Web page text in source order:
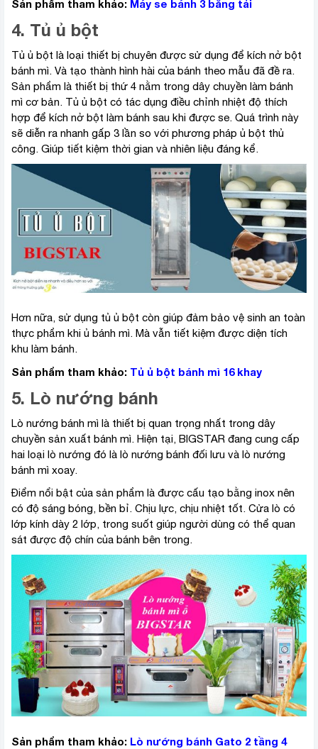
Sản phẩm tham khảo: Máy se bánh 3 băng tải
4. Tủ ủ bột
Tủ ủ bột là loại thiết bị chuyên được sử dụng để kích nở bột
bánh mì. Và tạo thành hình hài của bánh theo mẫu đã đề ra.
Sản phẩm là thiết bị thứ 4 nằm trong dây chuyền làm bánh
mì cơ bản. Tủ ủ bột có tác dụng điều chỉnh nhiệt độ thích
hợp để kích nở bột làm bánh sau khi được se. Quá trình này
sẽ diễn ra nhanh gấp 3 lần so với phương pháp ủ bột thủ
công. Giúp tiết kiệm thời gian và nhiên liệu đáng kể.
Hơn nữa, sử dụng tủ ủ bột còn giúp đảm bảo vệ sinh an toàn
thực phẩm khi ủ bánh mì. Mà vẫn tiết kiệm được diện tích
khu làm bánh.
Sản phẩm tham khảo: Tủ ủ bột bánh mì 16 khay
5. Lò nướng bánh
Lò nướng bánh mì là thiết bị quan trọng nhất trong dây
chuyền sản xuất bánh mì. Hiện tại, BIGSTAR đang cung cấp
hai loại lò nướng đó là lò nướng bánh đối lưu và lò nướng
bánh mì xoay.
Điểm nổi bật của sản phẩm là được cấu tạo bằng inox nên
có độ sáng bóng, bền bỉ. Chịu lực, chịu nhiệt tốt. Cửa lò có
lớp kính dày 2 lớp, trong suốt giúp người dùng có thể quan
sát được độ chín của bánh bên trong.
Sản phẩm tham khảo: Lò nướng bánh Gato 2 tầng 4